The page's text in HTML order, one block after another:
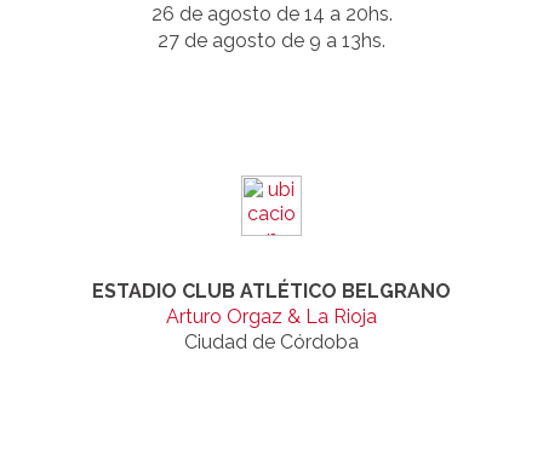
26 de agosto de 14 a 20hs.
27 de agosto de 9 a 13hs.
ESTADIO CLUB ATLÉTICO BELGRANO
Arturo Orgaz & La Rioja
Ciudad de Córdoba